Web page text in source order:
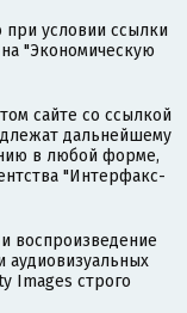
при условии ссылки
"Экономическую
сайте со ссылкой
дальнейшему
в любой форме,
"Интерфакс-
воспроизведение
Images строго